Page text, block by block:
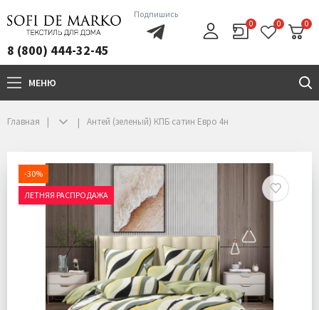
8 (800) 444-32-45
Подпишись
0 0 0
МЕНЮ
Главная Антей (зеленый) КПБ сатин Евро 4н
-30%
ЛЕТНЯЯ РАСПРОДАЖА